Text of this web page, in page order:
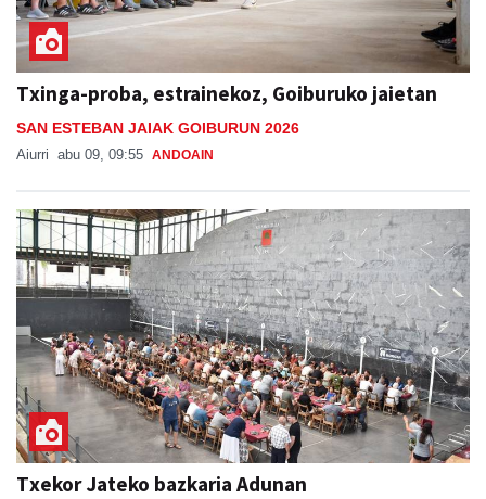
Txinga-proba, estrainekoz, Goiburuko jaietan
SAN ESTEBAN JAIAK GOIBURUN 2026
Aiurri abu 09, 09:55 ANDOAIN
Txekor Jateko bazkaria Adunan